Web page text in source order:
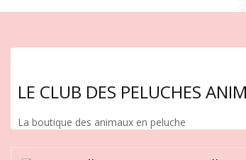
LE CLUB DES PELUCHES
La boutique des animaux en peluche